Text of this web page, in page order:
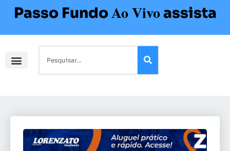
Passo FundoAo Vivoassista